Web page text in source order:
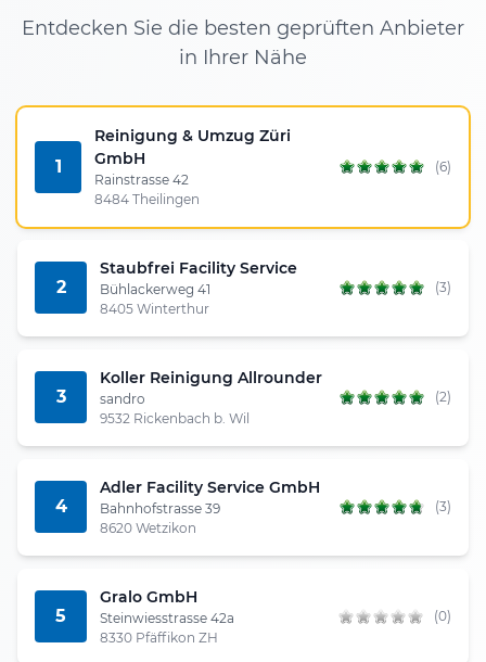
Entdecken Sie die besten geprüften Anbieter
in Ihrer Nähe
1
Reinigung & Umzug Züri
GmbH
Rainstrasse 42
8484 Theilingen
(6)
2
Staubfrei Facility Service
Bühlackerweg 41
8405 Winterthur
(3)
3
Koller Reinigung Allrounder
sandro
9532 Rickenbach b. Wil
(2)
4
Adler Facility Service GmbH
Bahnhofstrasse 39
8620 Wetzikon
(3)
5
Gralo GmbH
Steinwiesstrasse 42a
8330 Pfäffikon ZH
(0)